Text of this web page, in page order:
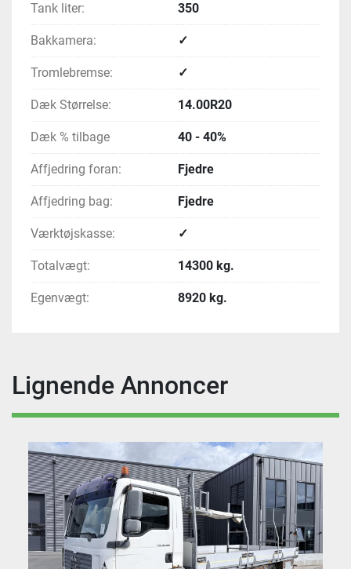
Tank liter: 350
Bakkamera: ✓
Tromlebremse: ✓
Dæk Størrelse: 14.00R20
Dæk % tilbage 40 - 40%
Affjedring foran: Fjedre
Affjedring bag: Fjedre
Værktøjskasse: ✓
Totalvægt: 14300 kg.
Egenvægt: 8920 kg.
Lignende Annoncer